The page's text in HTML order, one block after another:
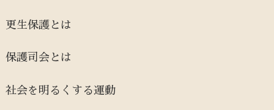
更生保護とは
保護司会とは
社会を明るくする運動